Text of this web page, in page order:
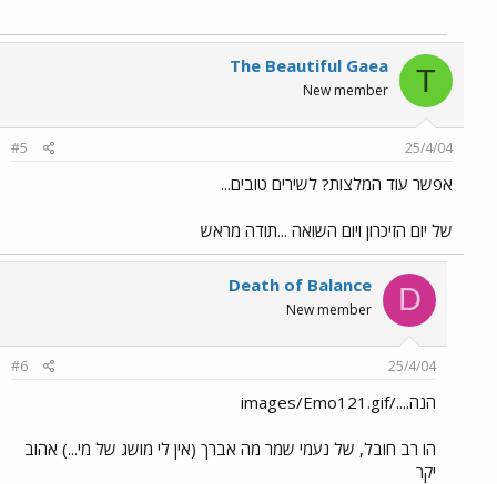
T
The Beautiful Gaea
New member
25/4/04
#5
אפשר עוד המלצות? לשירים טובים...
של יום הזיכרון ויום השואה ...תודה מראש
D
Death of Balance
New member
25/4/04
#6
הנה..../images/Emo121.gif
הו רב חובל, של נעמי שמר מה אברך (אין לי מושג של מי...) אהוב
יקר